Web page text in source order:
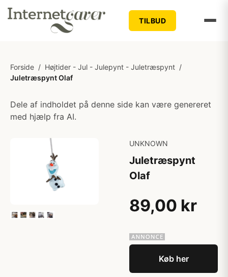
TILBUD
Forside / Højtider - Jul - Julepynt - Juletræspynt /
Juletræspynt Olaf
Dele af indholdet på denne side kan være genereret
med hjælp fra AI.
UNKNOWN
Juletræspynt
Olaf
89,00 kr
Køb her